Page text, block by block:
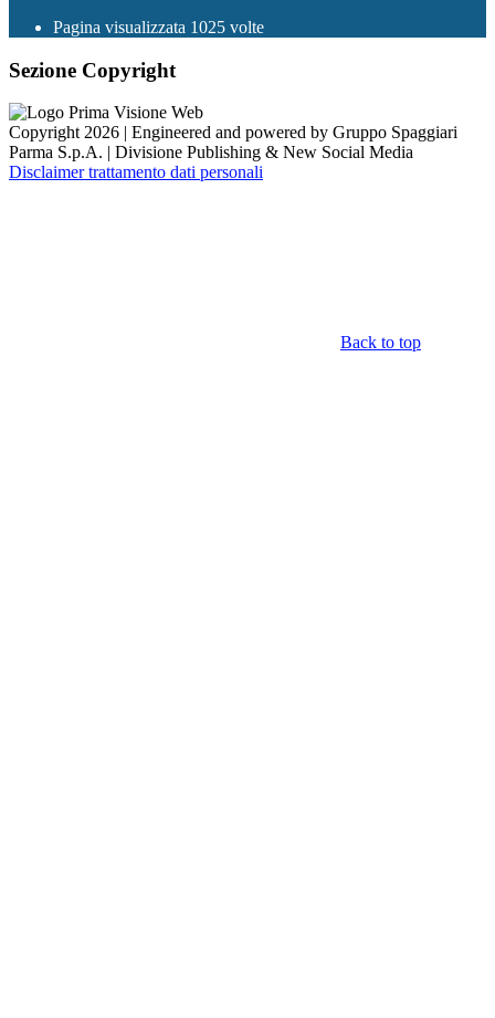
Pagina visualizzata 1025 volte
Sezione Copyright
Copyright 2026 | Engineered and powered by Gruppo Spaggiari
Parma S.p.A. | Divisione Publishing & New Social Media
Disclaimer trattamento dati personali
Back to top